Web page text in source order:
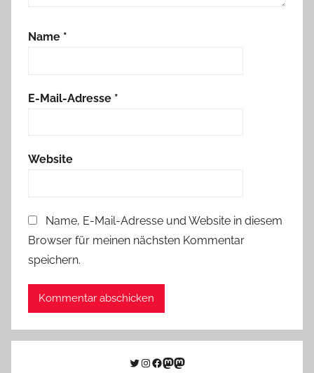
Name *
E-Mail-Adresse *
Website
Name, E-Mail-Adresse und Website in diesem
Browser für meinen nächsten Kommentar
speichern.
Twitter
Instagram
Facebook
Link zu Mastodon
Mastodon